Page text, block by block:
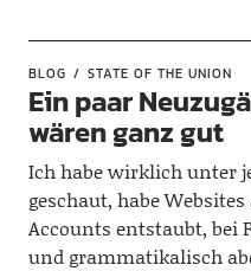
BLOG STATE OF THE UNION
Ein paar
wären ganz gut
Ich habe wirklich unter
geschaut, habe
Accounts entstaubt, bei
und grammatikalisch